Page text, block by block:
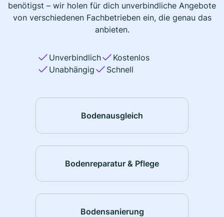
benötigst – wir holen für dich unverbindliche Angebote
von verschiedenen Fachbetrieben ein, die genau das
anbieten.
Unverbindlich
Kostenlos
Unabhängig
Schnell
Bodenausgleich
Bodenreparatur & Pflege
Bodensanierung